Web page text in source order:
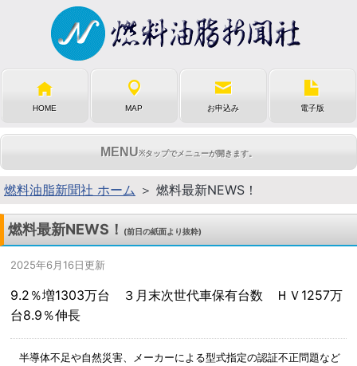
HOME MAP お申込み 電子版
MENU※タップでメニューが開きます。
燃料油脂新聞社 ホーム ＞ 燃料最新NEWS！
燃料最新NEWS！ (前日の紙面より抜粋)
2025年6月16日更新
9.2％増1303万台 ３月末次世代車保有台数 ＨＶ1257万
台8.9％伸長
半導体不足や自然災害、メーカーによる型式指定の認証不正問題など